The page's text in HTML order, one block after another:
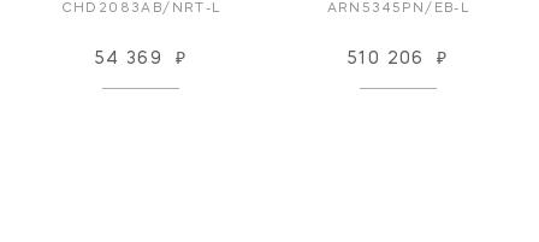
CHD2083AB/NRT-L
54 369 ₽
ARN5345PN/EB-L
510 206 ₽